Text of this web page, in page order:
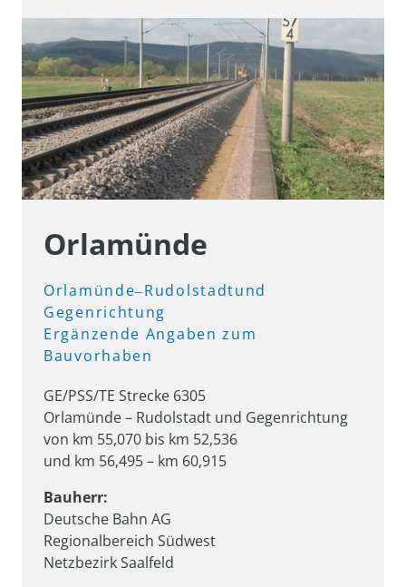
Orlamünde
Orlamünde‒
Gegenrichtung
Ergänzende Angaben
Bauvorhaben
GE/PSS/TE Strecke 6305
Orlamünde – Rudolstadt und Gegenrichtung
von km 55,070 bis km 52,536
und km 56,495 – km 60,915
Bauherr:
Deutsche Bahn AG
Regionalbereich Südwest
Netzbezirk Saalfeld